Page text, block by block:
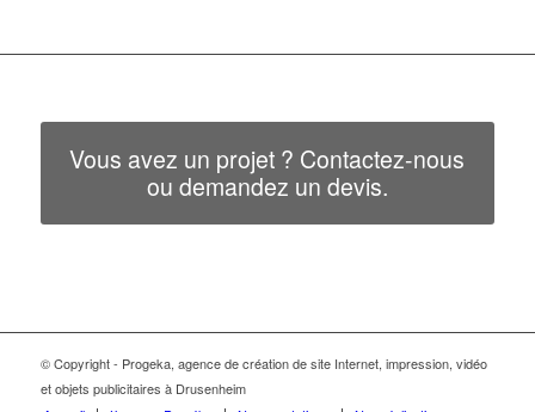
Vous avez un projet ? Contactez-nous
ou demandez un devis.
© Copyright - Progeka, agence de création de site Internet, impression, vidéo
et objets publicitaires à Drusenheim